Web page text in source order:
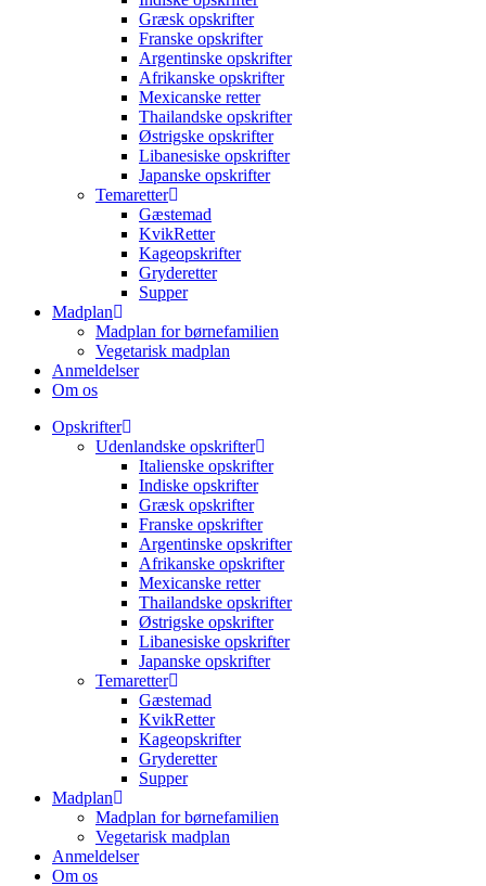
Græsk opskrifter
Franske opskrifter
Argentinske opskrifter
Afrikanske opskrifter
Mexicanske retter
Thailandske opskrifter
Østrigske opskrifter
Libanesiske opskrifter
Japanske opskrifter
Temaretter
Gæstemad
KvikRetter
Kageopskrifter
Gryderetter
Supper
Madplan
Madplan for børnefamilien
Vegetarisk madplan
Anmeldelser
Om os
Opskrifter
Udenlandske opskrifter
Italienske opskrifter
Indiske opskrifter
Græsk opskrifter
Franske opskrifter
Argentinske opskrifter
Afrikanske opskrifter
Mexicanske retter
Thailandske opskrifter
Østrigske opskrifter
Libanesiske opskrifter
Japanske opskrifter
Temaretter
Gæstemad
KvikRetter
Kageopskrifter
Gryderetter
Supper
Madplan
Madplan for børnefamilien
Vegetarisk madplan
Anmeldelser
Om os